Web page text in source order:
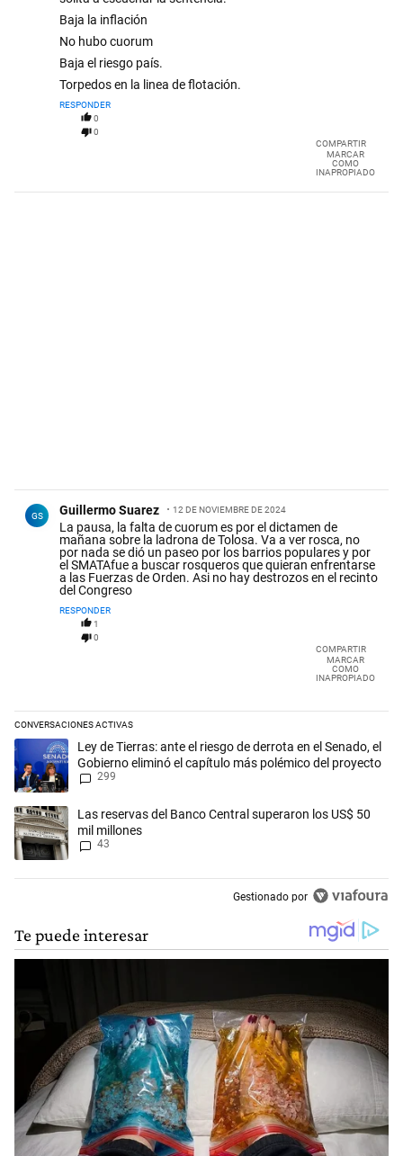
Baja la inflación
No hubo cuorum
Baja el riesgo país.
Torpedos en la linea de flotación.
RESPONDER
0
0
COMPARTIR
MARCAR
COMO
INAPROPIADO
GS Guillermo Suarez 12 DE NOVIEMBRE DE 2024
La pausa, la falta de cuorum es por el dictamen de
mañana sobre la ladrona de Tolosa. Va a ver rosca, no
por nada se dió un paseo por los barrios populares y por
el SMATAfue a buscar rosqueros que quieran enfrentarse
a las Fuerzas de Orden. Asi no hay destrozos en el recinto
del Congreso
RESPONDER
1
0
COMPARTIR
MARCAR
COMO
INAPROPIADO
CONVERSACIONES ACTIVAS
Este listado muestra los artículos con más comentarios en los
Un artículo de tendencia con el título "Ley de Tierras: ante el riesgo
Ley de Tierras: ante el riesgo de derrota en el Senado, el
Gobierno eliminó el capítulo más polémico del proyecto
299
Un artículo de tendencia con el título "Las reservas del Banco Central
Las reservas del Banco Central superaron los US$ 50
mil millones
43
Gestionado por